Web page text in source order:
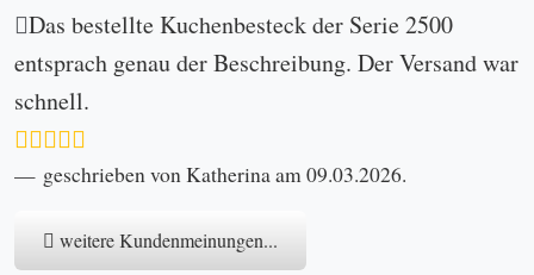
Das bestellte Kuchenbesteck der Serie 2500
entsprach genau der Beschreibung. Der Versand war
schnell.
geschrieben von Katherina am 09.03.2026.
weitere Kundenmeinungen...